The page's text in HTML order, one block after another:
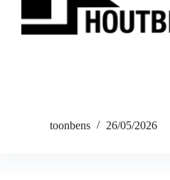
toonbens 26/05/2026